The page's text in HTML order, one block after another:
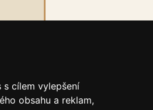
cílem vylepšení
obsahu a reklam,